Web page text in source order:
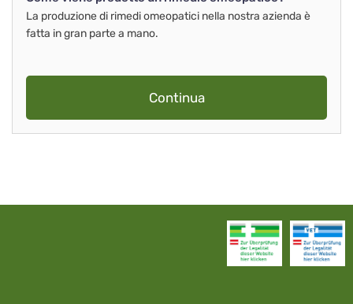
La produzione di rimedi omeopatici nella nostra azienda è
fatta in gran parte a mano.
Continua